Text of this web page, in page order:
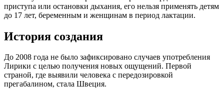
приступа или остановки дыхания, его нельзя применять детям
до 17 лет, беременным и женщинам в период лактации.
История создания
До 2008 года не было зафиксировано случаев употребления
Лирики с целью получения новых ощущений. Первой
страной, где выявили человека с передозировкой
прегабалином, стала Швеция.